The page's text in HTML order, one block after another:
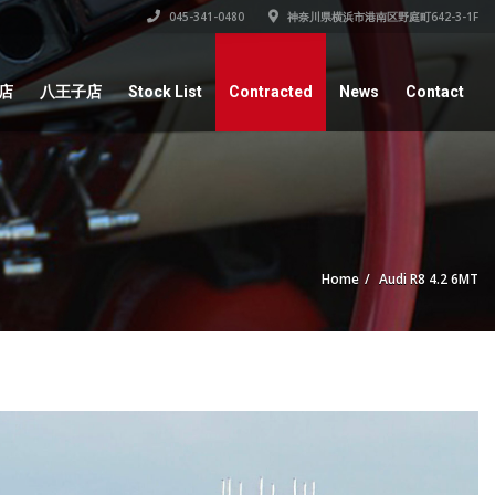
045-341-0480 神奈川県横浜市港南区野庭町642-3-1F
八王子店 Stock List Contracted News Contact
Home Audi R8 4.2 6MT